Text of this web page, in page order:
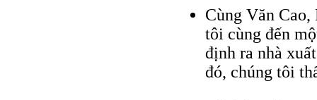
Cùng Văn
tôi cùng đến
định ra nhà
đó, chúng tôi